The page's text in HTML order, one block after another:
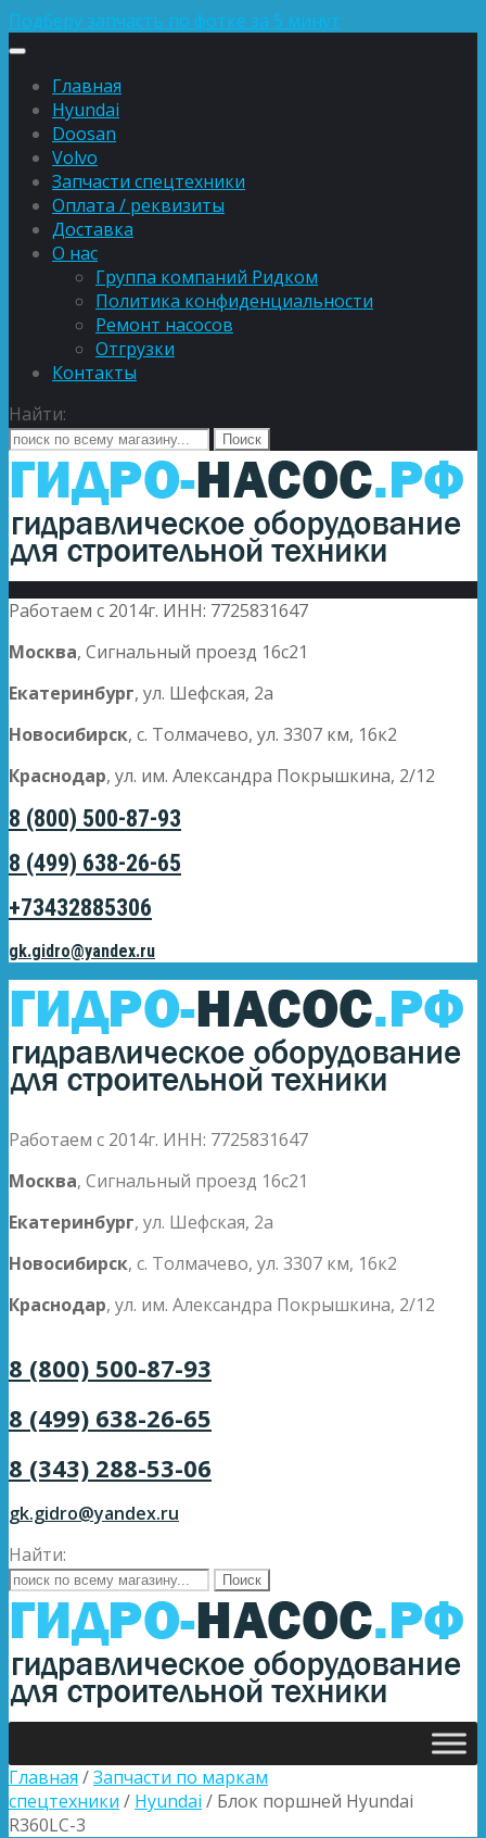
Подберу запчасть по фотке за 5 минут
Главная
Hyundai
Doosan
Volvo
Запчасти спецтехники
Оплата / реквизиты
Доставка
О нас
Группа компаний Ридком
Политика конфиденциальности
Ремонт насосов
Отгрузки
Контакты
Найти:
Работаем с 2014г. ИНН: 7725831647
Москва, Сигнальный проезд 16с21
Екатеринбург, ул. Шефская, 2а
Новосибирск, с. Толмачево, ул. 3307 км, 16к2
Краснодар, ул. им. Александра Покрышкина, 2/12
8 (800) 500-87-93
8 (499) 638-26-65
+73432885306
gk.gidro@yandex.ru
Работаем с 2014г. ИНН: 7725831647
Москва, Сигнальный проезд 16с21
Екатеринбург, ул. Шефская, 2а
Новосибирск, с. Толмачево, ул. 3307 км, 16к2
Краснодар, ул. им. Александра Покрышкина, 2/12
8 (800) 500-87-93
8 (499) 638-26-65
8 (343) 288-53-06
gk.gidro@yandex.ru
Найти:
Главная /Запчасти по маркам
спецтехники / Hyundai / Блок поршней Hyundai
R360LC-3